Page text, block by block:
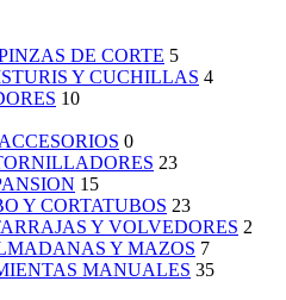
DE CORTE 5
Y CUCHILLAS 4
10
0
23
15
Y CORTATUBOS 23
Y VOLVEDORES 2
Y MAZOS 7
MANUALES 35